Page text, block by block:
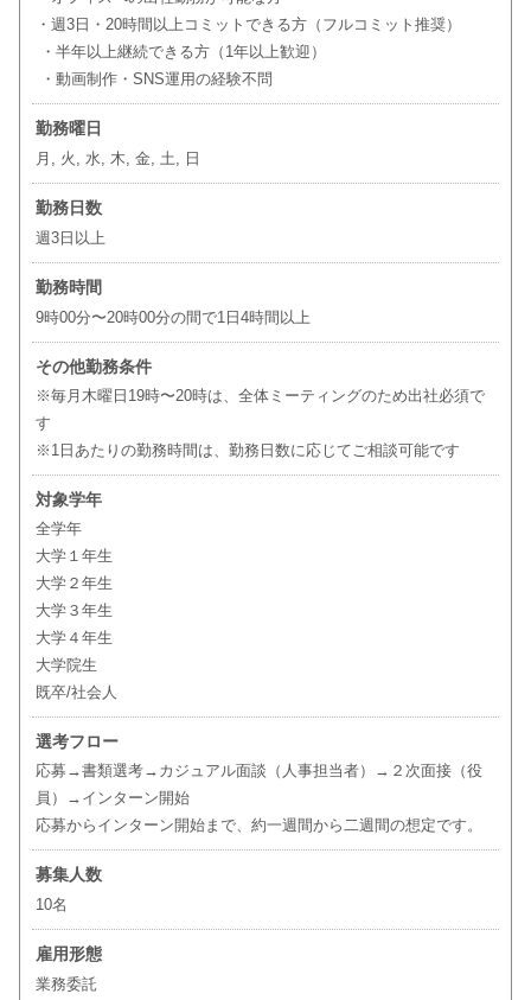
・週3日・20時間以上コミットできる方（フルコミット推奨）
・半年以上継続できる方（1年以上歓迎）
・動画制作・SNS運用の経験不問
勤務曜日
月, 火, 水, 木, 金, 土, 日
勤務日数
週3日以上
勤務時間
9時00分〜20時00分の間で1日4時間以上
その他勤務条件
※毎月木曜日19時〜20時は、全体ミーティングのため出社必須で
す
※1日あたりの勤務時間は、勤務日数に応じてご相談可能です
対象学年
全学年
大学１年生
大学２年生
大学３年生
大学４年生
大学院生
既卒/社会人
選考フロー
応募→書類選考→カジュアル面談（人事担当者）→２次面接（役
員）→インターン開始
応募からインターン開始まで、約一週間から二週間の想定です。
募集人数
10名
雇用形態
業務委託